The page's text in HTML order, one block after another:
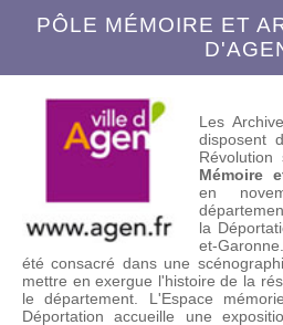
PÔLE MÉMOIRE ET
L es
disposent
Mémoire
en
la
et-Garonne.
été consacré dans une
mettre en exergue l'histoire de la
le département. L'Espace
Déportation accueille une